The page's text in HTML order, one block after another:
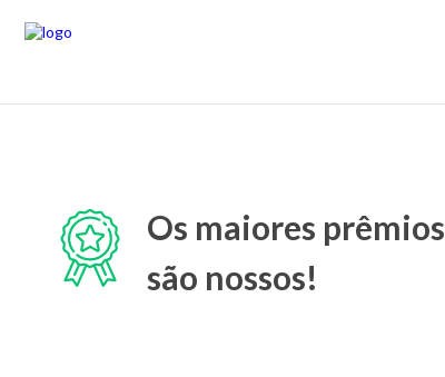
Os maiores prêmios
são nossos!